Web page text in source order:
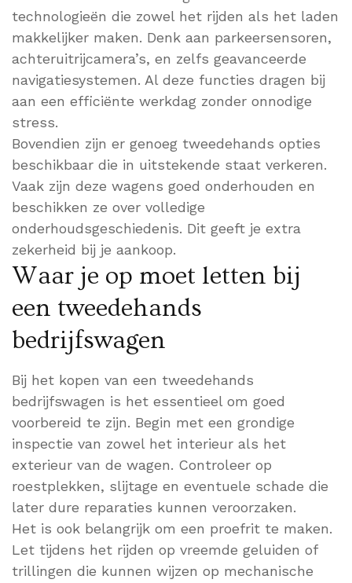
technologieën die zowel het rijden als het laden
makkelijker maken. Denk aan parkeersensoren,
achteruitrijcamera’s, en zelfs geavanceerde
navigatiesystemen. Al deze functies dragen bij
aan een efficiënte werkdag zonder onnodige
stress.
Bovendien zijn er genoeg tweedehands opties
beschikbaar die in uitstekende staat verkeren.
Vaak zijn deze wagens goed onderhouden en
beschikken ze over volledige
onderhoudsgeschiedenis. Dit geeft je extra
zekerheid bij je aankoop.
Waar je op moet letten bij
een tweedehands
bedrijfswagen
Bij het kopen van een tweedehands
bedrijfswagen is het essentieel om goed
voorbereid te zijn. Begin met een grondige
inspectie van zowel het interieur als het
exterieur van de wagen. Controleer op
roestplekken, slijtage en eventuele schade die
later dure reparaties kunnen veroorzaken.
Het is ook belangrijk om een proefrit te maken.
Let tijdens het rijden op vreemde geluiden of
trillingen die kunnen wijzen op mechanische